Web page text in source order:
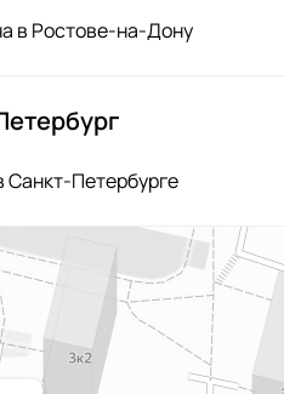
в Ростове-на-Дону
Санкт-Петербурге